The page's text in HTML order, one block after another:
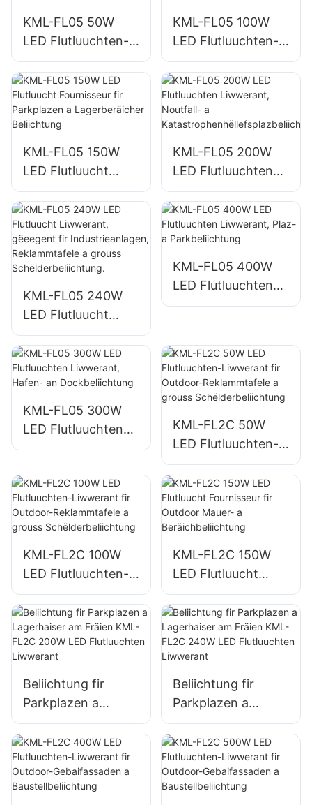
KML-FL05 50W
LED Flutluuchten-
Liwwerant fir
Outdoor-
Gebaifassaden an
Open-Right-
KML-FL05 100W
LED Flutluuchten-
Liwwerant fir
Gebaifassaden a
Baustellenbeliichtu
ng
KML-FL05 150W
LED Flutluucht
Fournisseur fir
Parkplazen a
Lagerberäicher
Beliichtung
KML-FL05 200W
LED Flutluuchten
Liwwerant,
Noutfall- a
Katastrophenhëllef
splazbeliichtung
KML-FL05 240W
LED Flutluucht
Liwwerant,
gëeegent fir
Industrieanlagen,
Reklammtafele a
grouss
Schëlderbeliichtung
.
KML-FL05 400W
LED Flutluuchten
Liwwerant, Plaz- a
KML-FL05 300W
LED Flutluuchten
Liwwerant, Hafen-
KML-FL2C 50W
LED Flutluuchten-
Liwwerant fir
Outdoor-
Reklammtafele a
grouss
KML-FL2C 100W
LED Flutluuchten-
Liwwerant fir
Outdoor-
Reklammtafele a
grouss
KML-FL2C 150W
LED Flutluucht
Fournisseur fir
Outdoor Mauer- a
Beräichbeliichtung
Beliichtung fir
Parkplazen a
Lagerhaiser am
Fräien KML-FL2C
200W LED
Flutluuchten
Beliichtung fir
Parkplazen a
Lagerhaiser am
Fräien KML-FL2C
240W LED
Flutluuchten